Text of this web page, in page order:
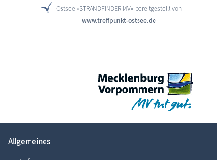
Ostsee »STRANDFINDER MV« bereitgestellt von
www.treffpunkt-ostsee.de
Allgemeines